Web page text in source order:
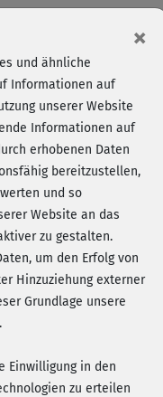
-
×
und ähnliche
Informationen auf
unserer Website
Informationen auf
erhobenen Daten
bereitzustellen,
und so
Website an das
zu gestalten.
um den Erfolg von
Hinzuziehung externer
Grundlage unsere
Einwilligung in den
zu erteilen